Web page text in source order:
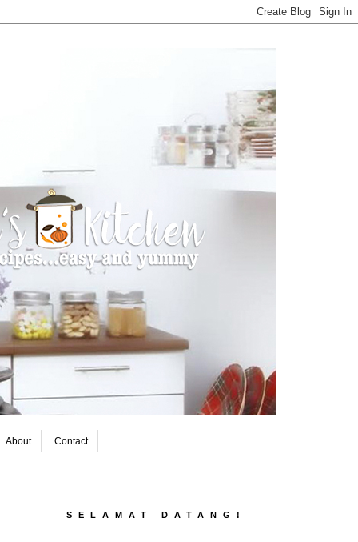
About Contact
SELAMAT DATANG!